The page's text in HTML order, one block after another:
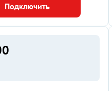
Подключить